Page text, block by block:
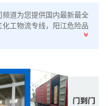
道为您提供国内最新最全
工物流专线，阳江危险品